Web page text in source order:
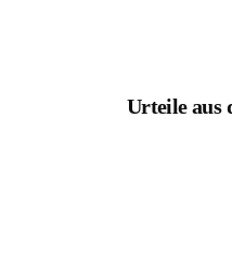
Urteile aus